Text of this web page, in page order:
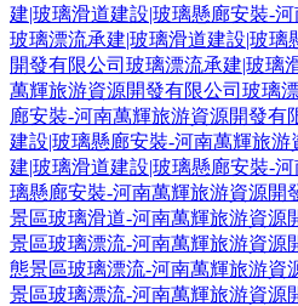
建|玻璃滑道建設|玻璃懸廊安裝-
玻璃漂流承建|玻璃滑道建設|玻
開發有限公司 玻璃漂流承建|玻璃
萬輝旅游資源開發有限公司 玻璃
廊安裝-河南萬輝旅游資源開發有
建設|玻璃懸廊安裝-河南萬輝旅游
建|玻璃滑道建設|玻璃懸廊安裝-
璃懸廊安裝-河南萬輝旅游資源開
景區玻璃滑道-河南萬輝旅游資源
景區玻璃漂流-河南萬輝旅游資源
態景區玻璃漂流-河南萬輝旅游資
景區玻璃漂流-河南萬輝旅游資源